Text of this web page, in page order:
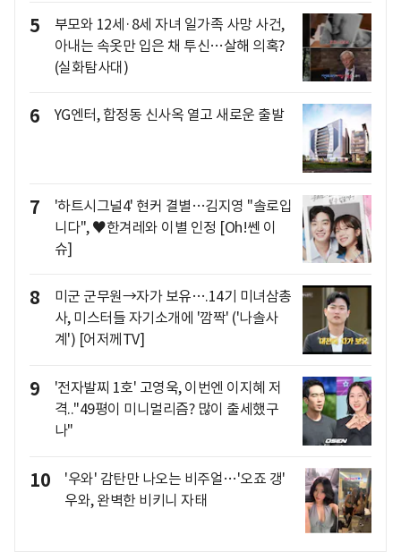
5
부모와 12세·8세 자녀 일가족 사망 사건,
아내는 속옷만 입은 채 투신…살해 의혹?
(실화탐사대)
6 YG엔터, 합정동 신사옥 열고 새로운 출발
7
'하트시그널4' 현커 결별…김지영 "솔로입
니다", ♥한겨레와 이별 인정 [Oh!쎈 이
슈]
8
미군 군무원→자가 보유….14기 미녀삼총
사, 미스터들 자기소개에 '깜짝' ('나솔사
계') [어저께TV]
9
'전자발찌 1호' 고영욱, 이번엔 이지혜 저
격.."49평이 미니멀리즘? 많이 출세했구
나"
10
'우와' 감탄만 나오는 비주얼…'오죠 갱'
우와, 완벽한 비키니 자태